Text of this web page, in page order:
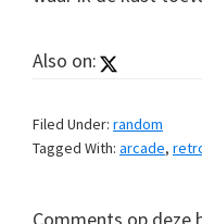
Also on:
Filed Under: random
Tagged With: arcade,